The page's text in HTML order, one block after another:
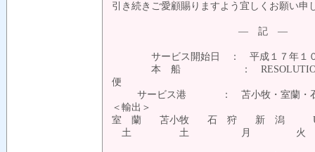
引き続きご愛顧賜りますよう宜しくお願い申
― 記 ―
サービス開始日 ： 平成１７年１０
本 船 ： RESOLUTION /
便
サービス港 ： 苫小牧・室蘭・石
＜輸出＞
室 蘭 苫小牧 石 狩 新 潟
土 土 月